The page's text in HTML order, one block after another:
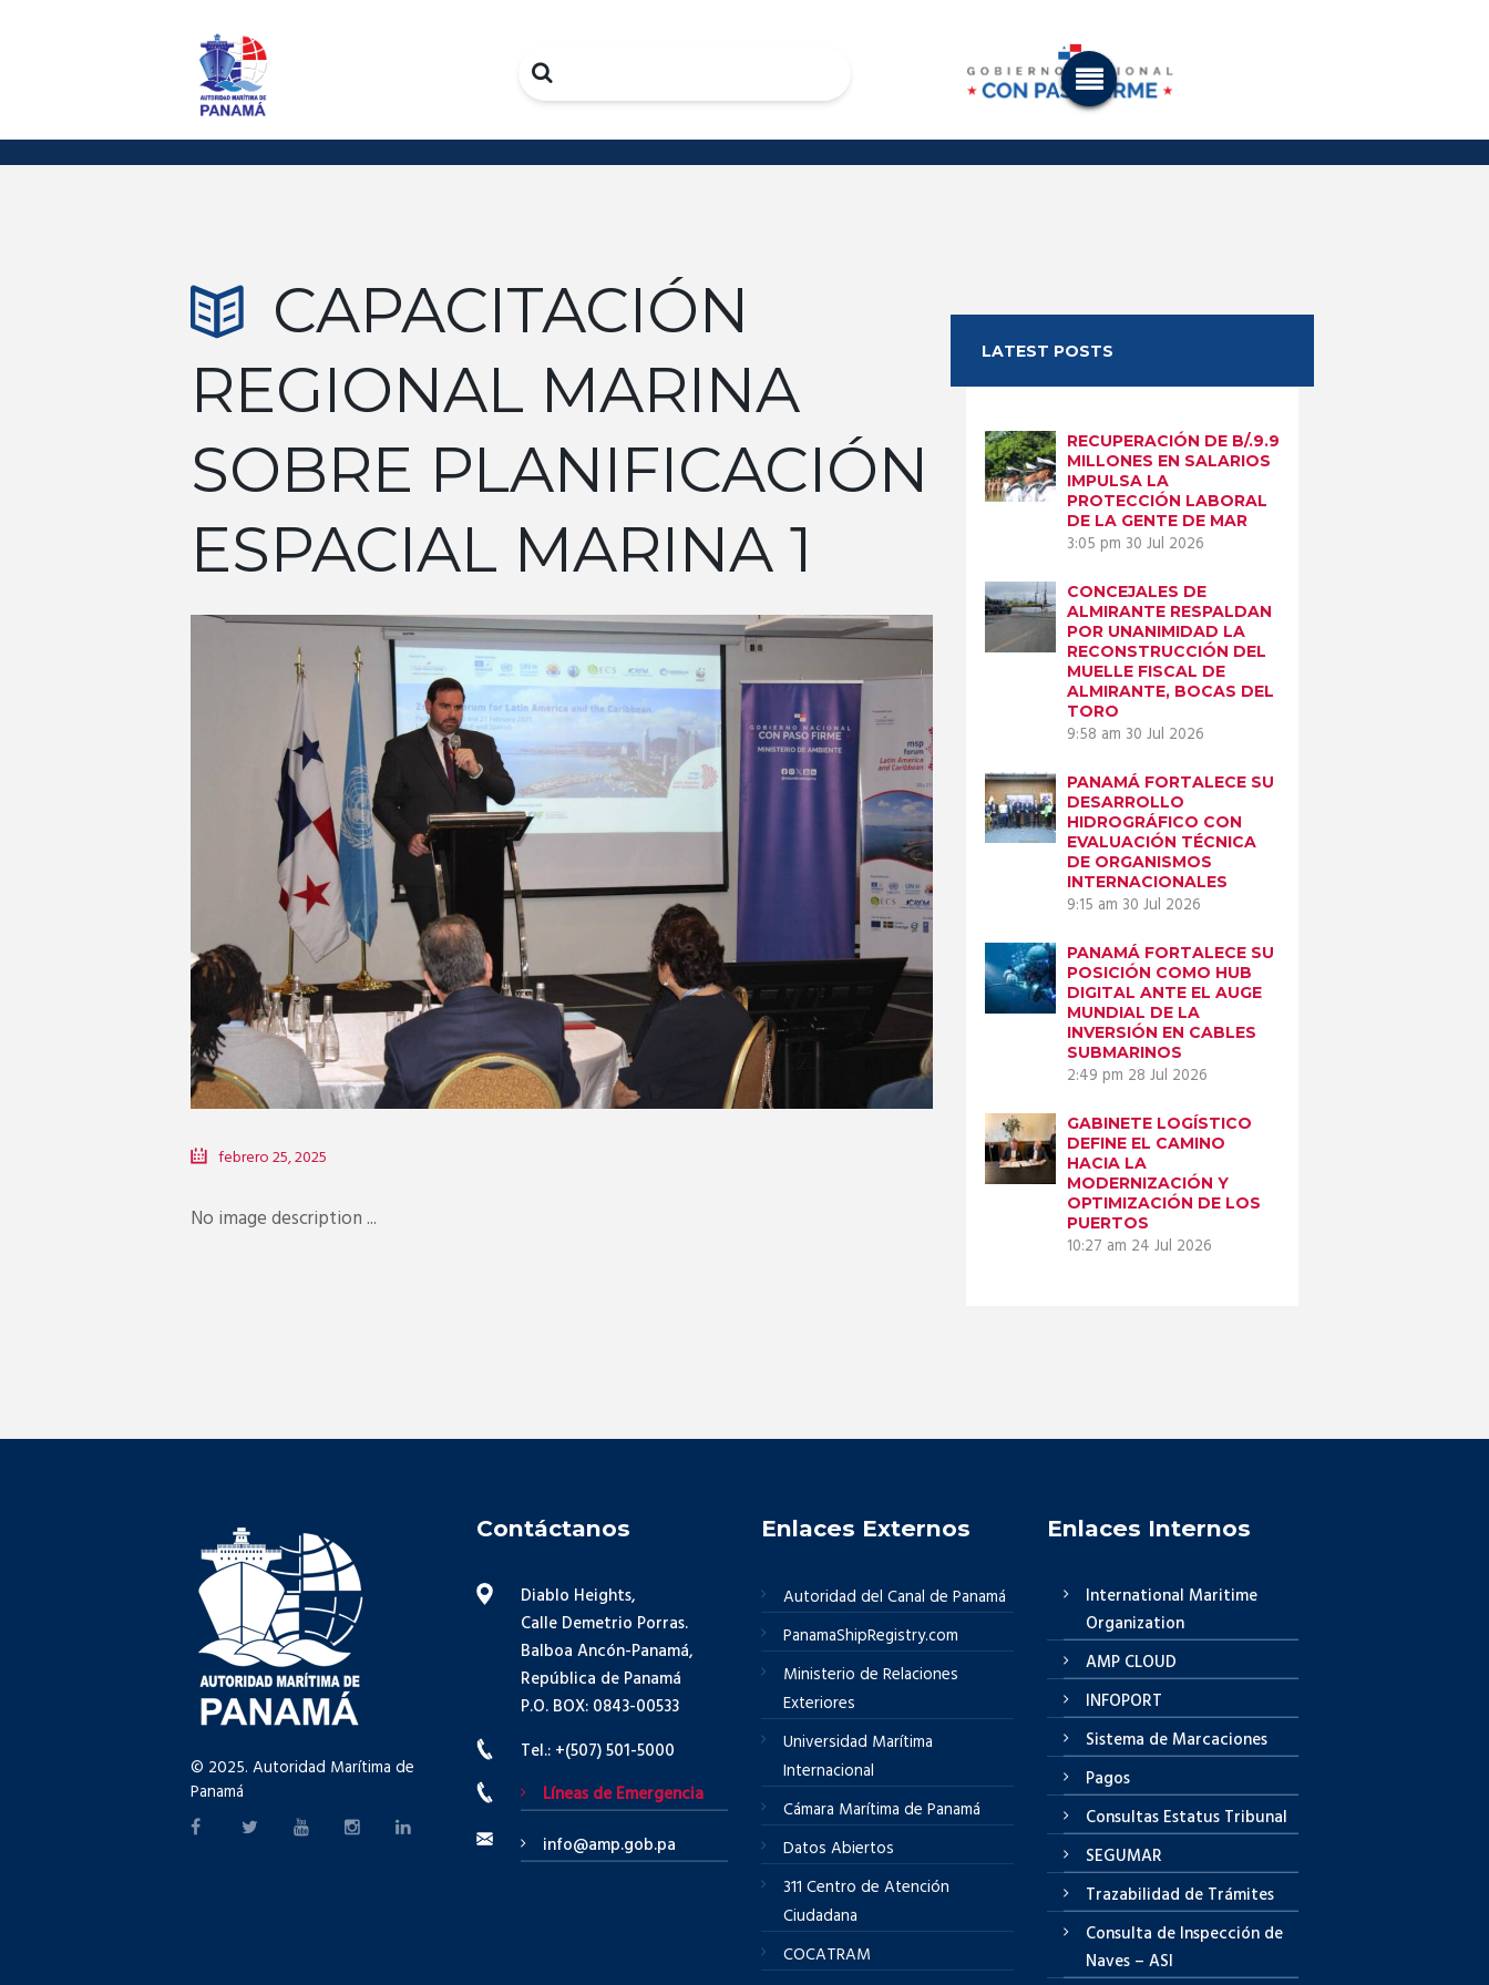
Search
CAPACITACIÓN
REGIONAL MARINA
SOBRE PLANIFICACIÓN
ESPACIAL MARINA 1
Next item
Capacitación
Regional...
febrero 25, 2025
No image description ...
LATEST POSTS
RECUPERACIÓN DE B/.9.9
MILLONES EN SALARIOS
IMPULSA LA
PROTECCIÓN LABORAL
DE LA GENTE DE MAR
3:05 pm 30 Jul 2026
CONCEJALES DE
ALMIRANTE RESPALDAN
POR UNANIMIDAD LA
RECONSTRUCCIÓN DEL
MUELLE FISCAL DE
ALMIRANTE, BOCAS DEL
TORO
9:58 am 30 Jul 2026
PANAMÁ FORTALECE SU
DESARROLLO
HIDROGRÁFICO CON
EVALUACIÓN TÉCNICA
DE ORGANISMOS
INTERNACIONALES
9:15 am 30 Jul 2026
PANAMÁ FORTALECE SU
POSICIÓN COMO HUB
DIGITAL ANTE EL AUGE
MUNDIAL DE LA
INVERSIÓN EN CABLES
SUBMARINOS
2:49 pm 28 Jul 2026
GABINETE LOGÍSTICO
DEFINE EL CAMINO
HACIA LA
MODERNIZACIÓN Y
OPTIMIZACIÓN DE LOS
PUERTOS
10:27 am 24 Jul 2026
© 2025. Autoridad Marítima de
Panamá
Contáctanos
Diablo Heights,
Calle Demetrio Porras.
Balboa Ancón-Panamá,
República de Panamá
P.O. BOX: 0843-00533
Tel.: +(507) 501-5000
Líneas de Emergencia
info@amp.gob.pa
Enlaces Externos
Autoridad del Canal de Panamá
PanamaShipRegistry.com
Ministerio de Relaciones
Exteriores
Universidad Marítima
Internacional
Cámara Marítima de Panamá
Datos Abiertos
311 Centro de Atención
Ciudadana
COCATRAM
Enlaces Internos
International Maritime
Organization
AMP CLOUD
INFOPORT
Sistema de Marcaciones
Pagos
Consultas Estatus Tribunal
SEGUMAR
Trazabilidad de Trámites
Consulta de Inspección de
Naves – ASI